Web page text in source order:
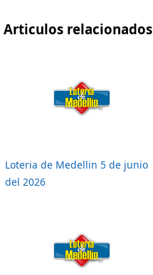
Articulos relacionados
Loteria de Medellin 5 de junio
del 2026